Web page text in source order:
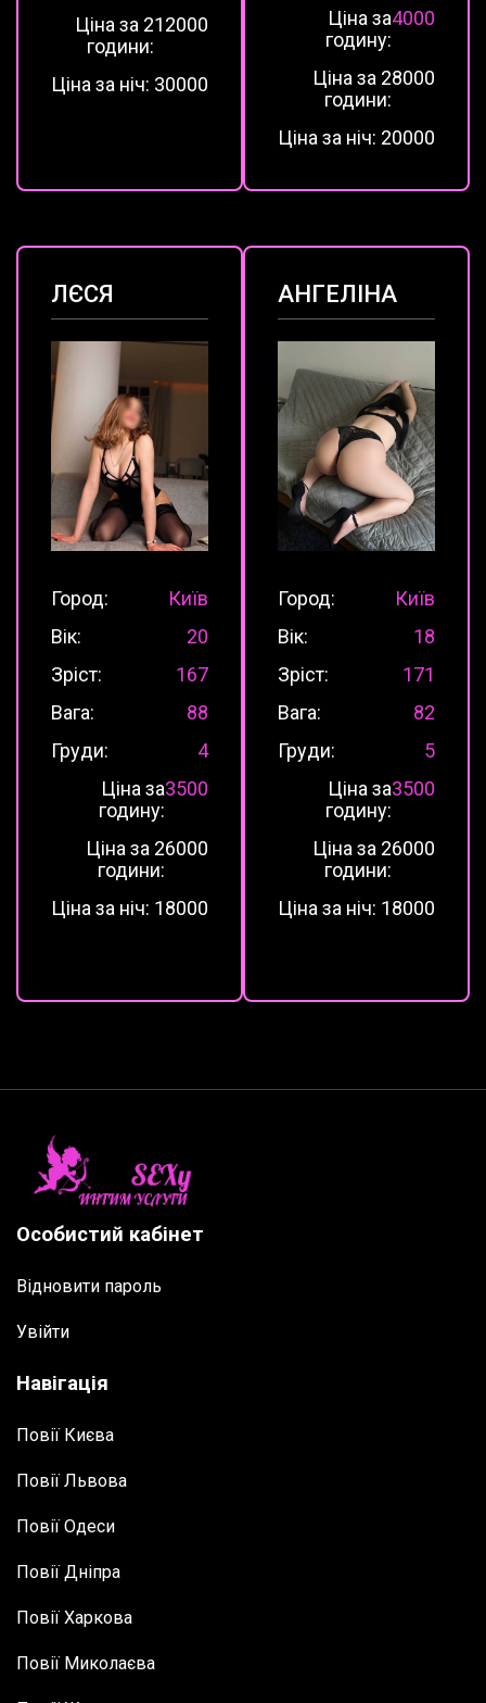
Ціна за 2
години:
12000
Ціна за ніч: 30000
Ціна за
годину:
4000
Ціна за 2
години:
8000
Ціна за ніч: 20000
ЛЄСЯ
Город:
Київ
Вік:
20
Зріст:
167
Вага:
88
Груди:
4
Ціна за
годину:
3500
Ціна за 2
години:
6000
Ціна за ніч: 18000
АНГЕЛІНА
Город:
Київ
Вік:
18
Зріст:
171
Вага:
82
Груди:
5
Ціна за
годину:
3500
Ціна за 2
години:
6000
Ціна за ніч: 18000
Особистий кабінет
Відновити пароль
Увійти
Навігація
Повії Києва
Повії Львова
Повії Одеси
Повії Дніпра
Повії Харкова
Повії Миколаєва